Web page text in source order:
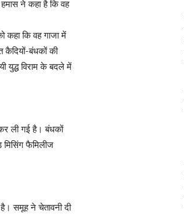
ने कहा है कि वह
कहा कि वह गाजा में
कैदियों-बंधकों की
युद्ध विराम के बदले में
ली गई है। बंधकों
मिसिंग फैमिलीज
समूह ने चेतावनी दी